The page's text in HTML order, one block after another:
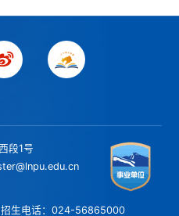
段1号
招生电话：024-56865000